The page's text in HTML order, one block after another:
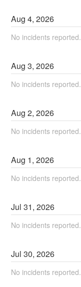
Aug4,2026
No incidents reported.
Aug3,2026
No incidents reported.
Aug2,2026
No incidents reported.
Aug 1,2026
No incidents reported.
Jul31,2026
No incidents reported.
Jul30,2026
No incidents reported.